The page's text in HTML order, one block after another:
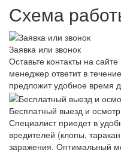
Схема
Заявка или звонок
Оставьте контакты на
менеджер ответит в
предложит удобное время
Бесплатный выезд и осмотр
Специалист приедет в
вредителей (клопы,
заражения. Оптимальный